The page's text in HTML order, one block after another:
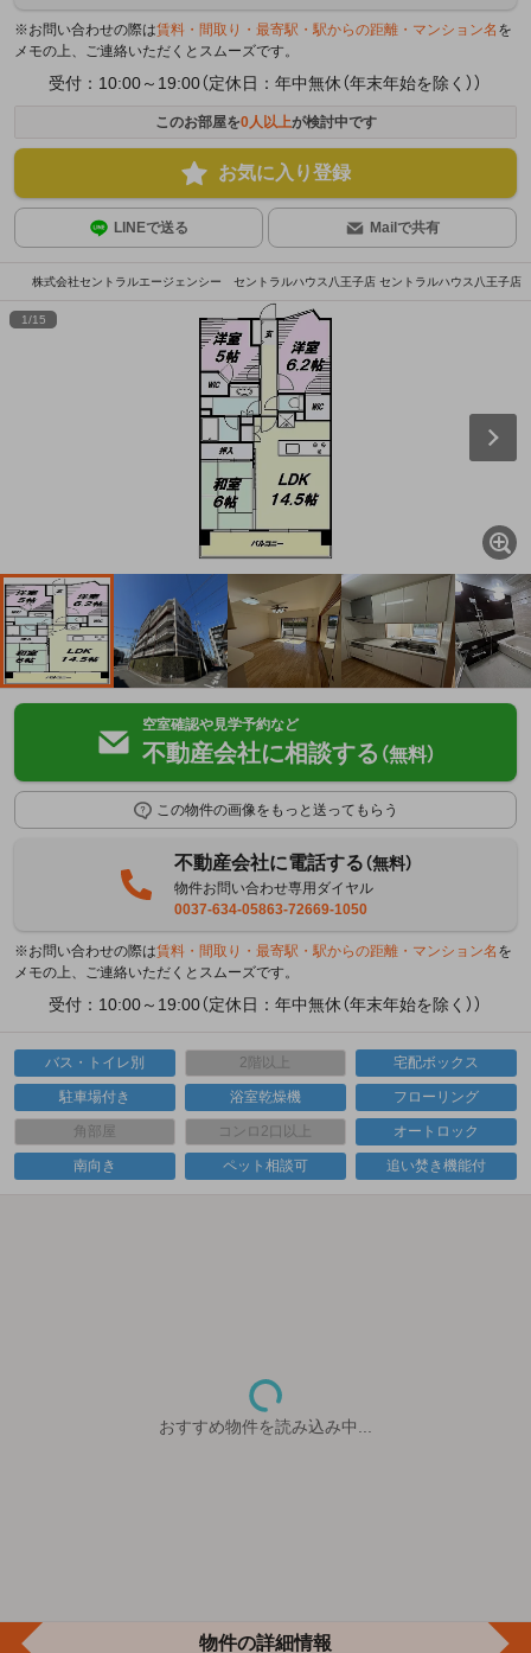
※お問い合わせの際は賃料・間取り・最寄駅・駅からの距離・マンション名 を
メモの上、ご連絡いただくとスムーズです。
受付：10:00～19:00（定休日：年中無休（年末年始を除く））
このお部屋を0人以上が検討中です
お気に入り登録
LINEで送る Mailで共有
株式会社セントラルエージェンシー セントラルハウス八王子店 セントラルハウス八王子店
1/15
空室確認や見学予約など
不動産会社に相談する （無料）
この物件の画像をもっと送ってもらう
不動産会社に電話する（無料）
物件お問い合わせ専用ダイヤル
0037-634-05863-72669-1050
※お問い合わせの際は賃料・間取り・最寄駅・駅からの距離・マンション名 を
メモの上、ご連絡いただくとスムーズです。
受付：10:00～19:00（定休日：年中無休（年末年始を除く））
バス・トイレ別 2階以上 宅配ボックス
駐車場付き 浴室乾燥機 フローリング
角部屋 コンロ2口以上 オートロック
南向き ペット相談可 追い焚き機能付
おすすめ物件を読み込み中...
物件の詳細情報